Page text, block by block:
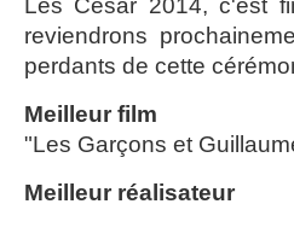
Les César 2014, c'est
reviendrons
perdants de cette
Meilleur film
"Les Garçons et
Meilleur réalisateur